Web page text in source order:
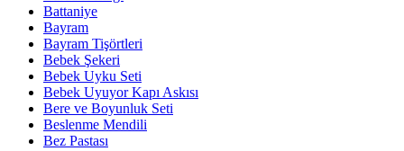
Battaniye
Bayram
Bayram Tişörtleri
Bebek Şekeri
Bebek Uyku Seti
Bebek Uyuyor Kapı Askısı
Bere ve Boyunluk Seti
Beslenme Mendili
Bez Pastası